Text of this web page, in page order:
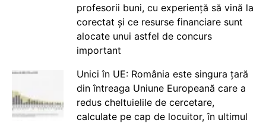
profesorii buni, cu experiență să vină la
corectat și ce resurse financiare sunt
alocate unui astfel de concurs
important
Unici în UE: România este singura țară
din întreaga Uniune Europeană care a
redus cheltuielile de cercetare,
calculate pe cap de locuitor, în ultimul